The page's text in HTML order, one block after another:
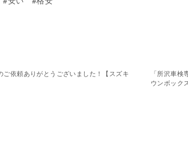
ご依頼ありがとうございました！【スズキ
「所沢車
ウンボック